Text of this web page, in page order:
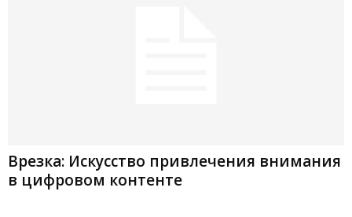
Врезка: Искусство привлечения внимания
в цифровом контенте